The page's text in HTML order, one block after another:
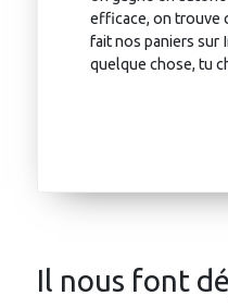
efficace, on trouve
fait nos paniers sur
quelque chose, tu
Il nous font